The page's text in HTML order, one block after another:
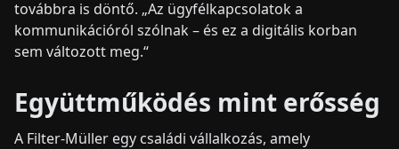
továbbra is döntő. „Az ügyfélkapcsolatok a
kommunikációról szólnak – és ez a digitális korban
sem változott meg.“
Együttműködés mint erősség
A Filter-Müller egy családi vállalkozás, amely